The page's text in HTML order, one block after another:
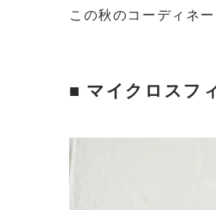
この秋のコーディネ
■ マイクロスフ